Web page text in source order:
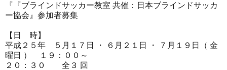
『『ブラインドサッカー教室 共催：日本ブラインドサッカ
ー協会』参加者募集
【日 時】
平成２５年 ５月１７日 ・ ６月２１日 ・ ７月１９日（ 金
曜日 ） １９：００～
２０：３０ 全３ 回